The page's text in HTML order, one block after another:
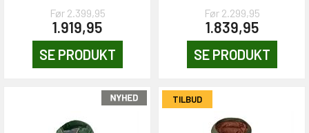
Før 2.399,95
1.919,95
SE PRODUKT
Før 2.299,95
1.839,95
SE PRODUKT
TILBUD